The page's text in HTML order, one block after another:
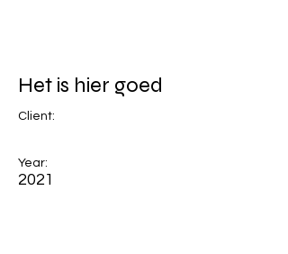
Het is hier goed
Client:
Year:
2021